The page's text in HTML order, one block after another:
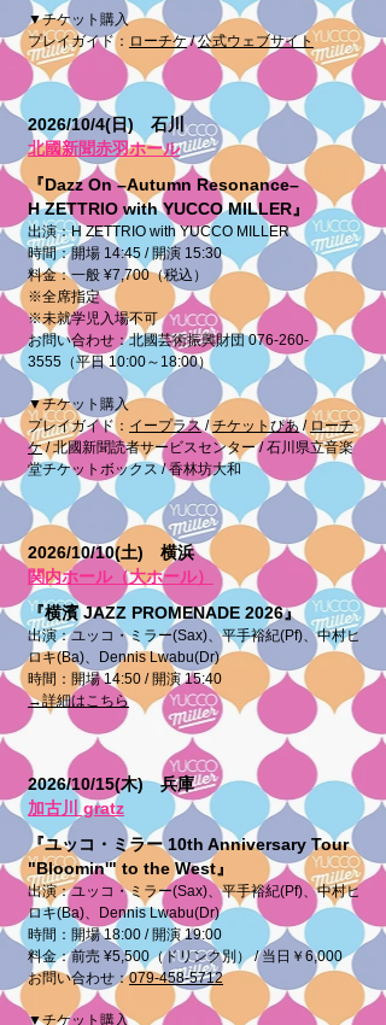
▼チケット購入
プレイガイド： ローチケ/公式ウェブサイト
2026/10/4(日) 石川
北國新聞赤羽ホール
『Dazz On –Autumn Resonance–
H ZETTRIO with YUCCO MILLER』
出演：H ZETTRIO with YUCCO MILLER
時間：開場 14:45 / 開演 15:30
料金：一般 ¥7,700（税込）
※全席指定
※未就学児入場不可
​お問い合わせ：北國芸術振興財団 076-260-
3555（平日 10:00～18:00）
​▼チケット購入
プレイガイド： イープラス/チケットぴあ / ローチ
ケ/ 北國新聞読者サービスセンター / 石川県立音楽
堂チケットボックス / 香林坊大和
2026/10/10(土) 横浜
関内ホール（大ホール）
『横濱 JAZZ PROMENADE 2026』
出演：ユッコ・ミラー(Sax)、平手裕紀(Pf)、中村ヒ
ロキ(Ba)、Dennis Lwabu(Dr)
時間：開場 14:50 / 開演 15:40
→詳細はこちら
2026/10/15(木) 兵庫
加古川 gratz
『ユッコ・ミラー 10th Anniversary Tour
"Bloomin'" to the West』
出演：ユッコ・ミラー(Sax)、平手裕紀(Pf)、中村ヒ
ロキ(Ba)、Dennis Lwabu(Dr)
時間：開場 18:00 / 開演 19:00
料金：前売 ¥5,500（ドリンク別） / 当日￥6,000
お問い合わせ：079-458-5712
▼チケット購入